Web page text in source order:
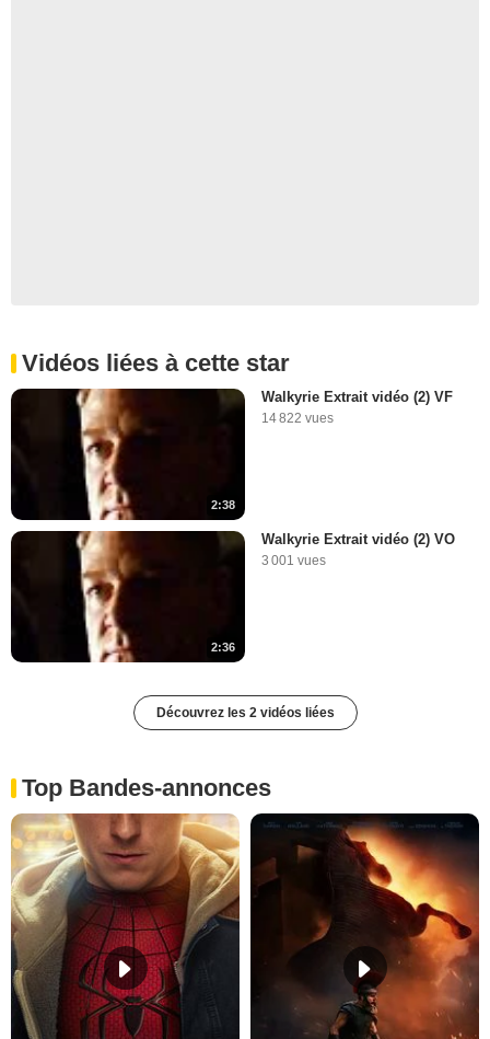
Vidéos liées à cette star
2:38
Walkyrie Extrait vidéo (2) VF
14 822 vues
2:36
Walkyrie Extrait vidéo (2) VO
3 001 vues
Découvrez les 2 vidéos liées
Top Bandes-annonces